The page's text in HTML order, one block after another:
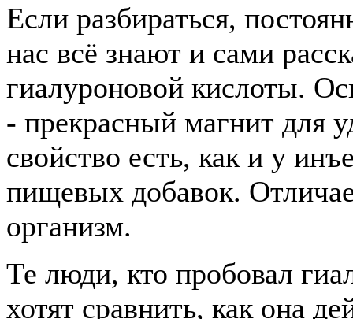
Если разбираться,
нас всё знают и сами
гиалуроновой кислоты.
- прекрасный магнит для
свойство есть, как и у
пищевых добавок.
организм.
Те люди, кто пробовал
хотят сравнить, как она